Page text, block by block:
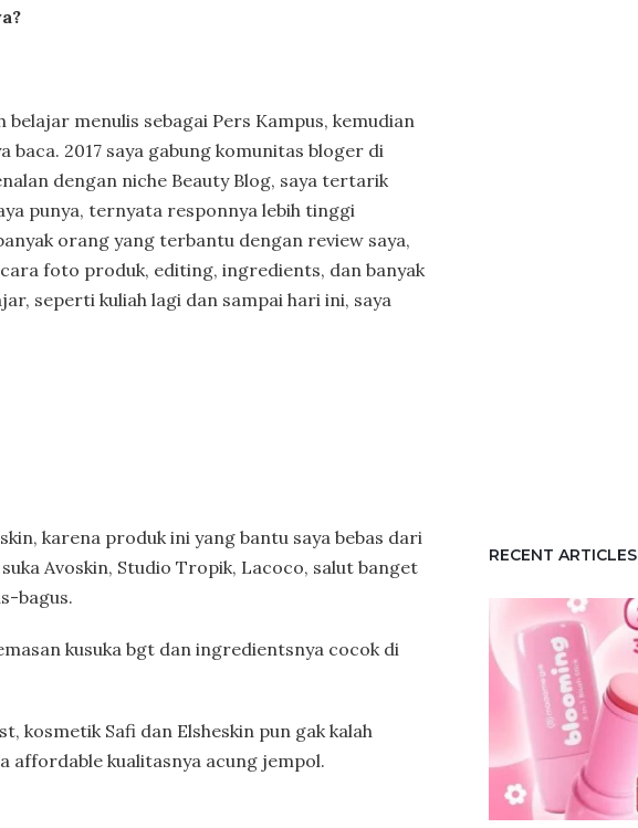
belajar menulis sebagai Pers Kampus, kemudian
baca. 2017 saya gabung komunitas bloger di
dengan niche Beauty Blog, saya tertarik
punya, ternyata responnya lebih tinggi
orang yang terbantu dengan review saya,
foto produk, editing, ingredients, dan banyak
seperti kuliah lagi dan sampai hari ini, saya
karena produk ini yang bantu saya bebas dari
Avoskin, Studio Tropik, Lacoco, salut banget
bagus.
kusuka bgt dan ingredientsnya cocok di
kosmetik Safi dan Elsheskin pun gak kalah
affordable kualitasnya acung jempol.
RECENT ARTICLES